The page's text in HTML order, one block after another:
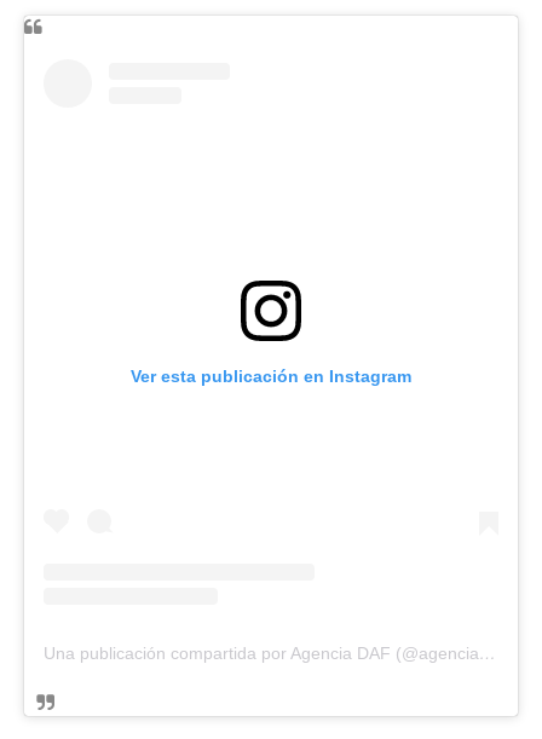
Ver esta publicación en Instagram
Una publicación compartida por Agencia DAF (@agenciadafok)